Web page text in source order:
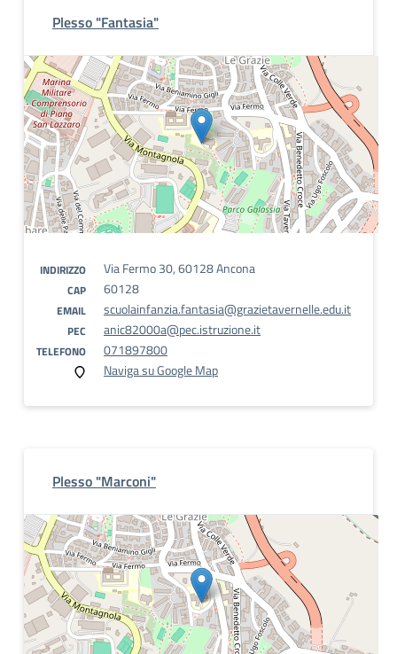
Plesso "Fantasia"
INDIRIZZO Via Fermo 30, 60128 Ancona
CAP 60128
EMAIL scuolainfanzia.fantasia@grazietavernelle.edu.it
PEC anic82000a@pec.istruzione.it
TELEFONO
071897800
Naviga su Google Map
Plesso "Marconi"